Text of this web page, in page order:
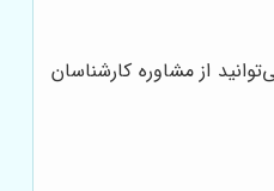
از مشاوره کارشناسان